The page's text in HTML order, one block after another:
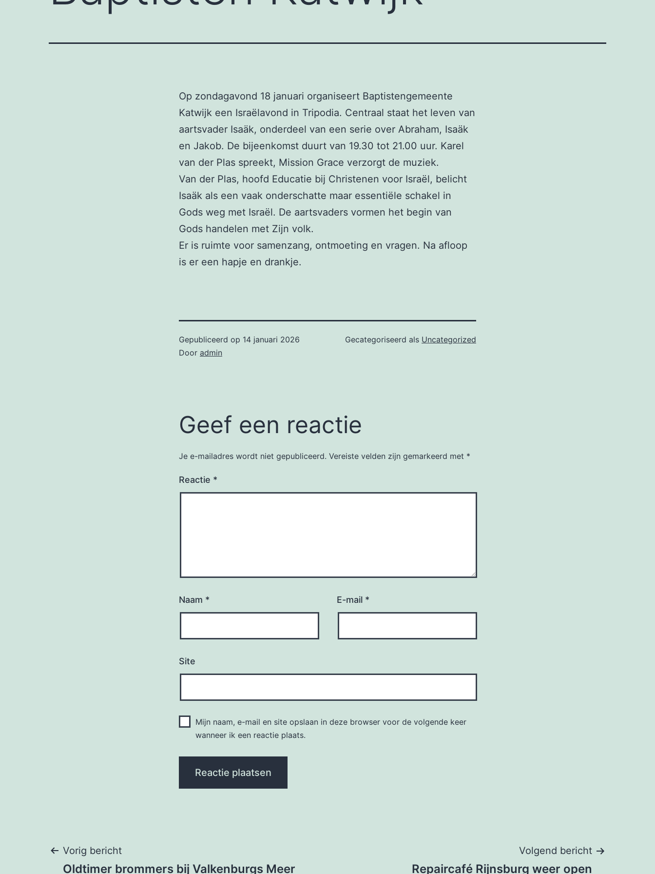
Op zondagavond 18 januari organiseert Baptistengemeente
Katwijk een Israëlavond in Tripodia. Centraal staat het leven van
aartsvader Isaäk, onderdeel van een serie over Abraham, Isaäk
en Jakob. De bijeenkomst duurt van 19.30 tot 21.00 uur. Karel
van der Plas spreekt, Mission Grace verzorgt de muziek.
Van der Plas, hoofd Educatie bij Christenen voor Israël, belicht
Isaäk als een vaak onderschatte maar essentiële schakel in
Gods weg met Israël. De aartsvaders vormen het begin van
Gods handelen met Zijn volk.
Er is ruimte voor samenzang, ontmoeting en vragen. Na afloop
is er een hapje en drankje.
Gepubliceerd op 14 januari 2026
Door admin
Gecategoriseerd als Uncategorized
Geef een reactie
Je e-mailadres wordt niet gepubliceerd. Vereiste velden zijn gemarkeerd met *
Reactie *
Naam * E-mail *
Site
Mijn naam, e-mail en site opslaan in deze browser voor de volgende keer
wanneer ik een reactie plaats.
Bericht
Vorig bericht
Oldtimer brommers bij Valkenburgs Meer
Volgend bericht
Repaircafé Rijnsburg weer open